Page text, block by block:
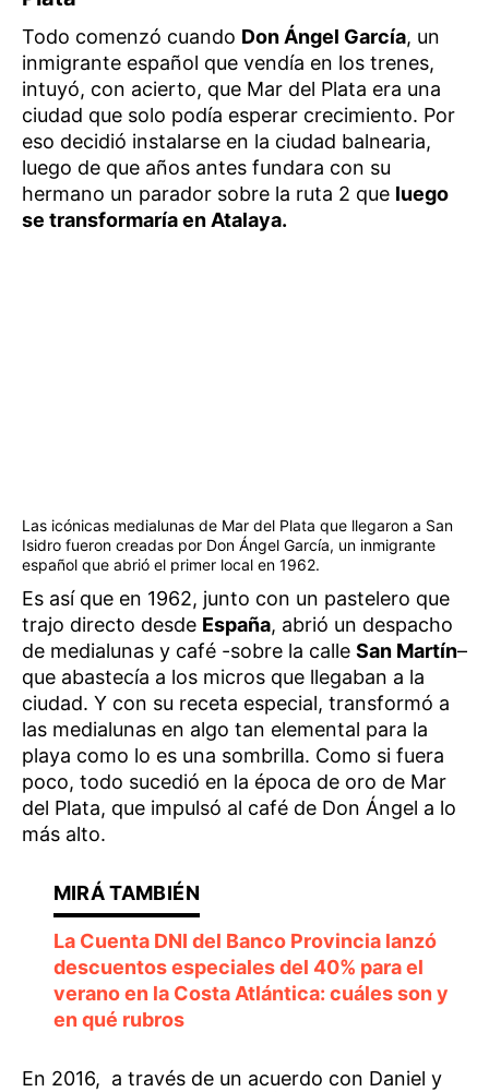
Todo comenzó cuando Don Ángel García, un
inmigrante español que vendía en los trenes,
intuyó, con acierto, que Mar del Plata era una
ciudad que solo podía esperar crecimiento. Por
eso decidió instalarse en la ciudad balnearia,
luego de que años antes fundara con su
hermano un parador sobre la ruta 2 que luego
se transformaría en Atalaya.
Las icónicas medialunas de Mar del Plata que llegaron a San
Isidro fueron creadas por Don Ángel García, un inmigrante
español que abrió el primer local en 1962.
Es así que en 1962, junto con un pastelero que
trajo directo desde España, abrió un despacho
de medialunas y café -sobre la calle San Martín–
que abastecía a los micros que llegaban a la
ciudad. Y con su receta especial, transformó a
las medialunas en algo tan elemental para la
playa como lo es una sombrilla. Como si fuera
poco, todo sucedió en la época de oro de Mar
del Plata, que impulsó al café de Don Ángel a lo
más alto.
La Cuenta DNI del Banco Provincia lanzó
descuentos especiales del 40% para el
verano en la Costa Atlántica: cuáles son y
en qué rubros
En 2016, a través de un acuerdo con Daniel y